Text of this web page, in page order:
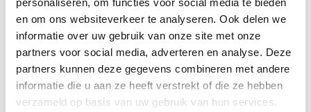
en om ons websiteverkeer te analyseren. Ook delen we
informatie over uw gebruik van onze site met onze
partners voor social media, adverteren en analyse. Deze
partners kunnen deze gegevens combineren met andere
informatie die u aan ze heeft verstrekt of die ze hebben
verzameld op basis van uw gebruik van hun services.